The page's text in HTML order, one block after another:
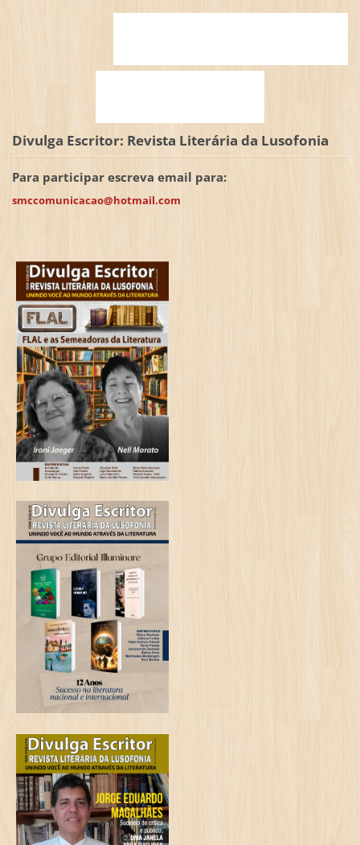
Divulga Escritor: Revista Literária da Lusofonia
Para participar escreva email para:
smccomunicacao@hotmail.com